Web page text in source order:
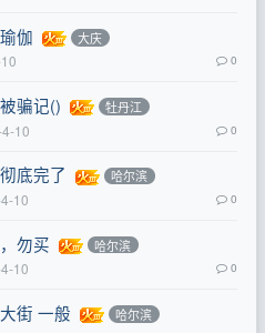
伽 大庆
0
骗记() 牡丹江
10 0
底完了 哈尔滨
10 0
勿买 哈尔滨
10 0
街 一般 哈尔滨